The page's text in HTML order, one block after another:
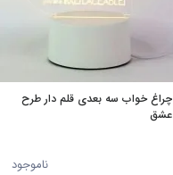
چراغ خواب سه بعدی قلم دار طرح
عشق
ناموجود